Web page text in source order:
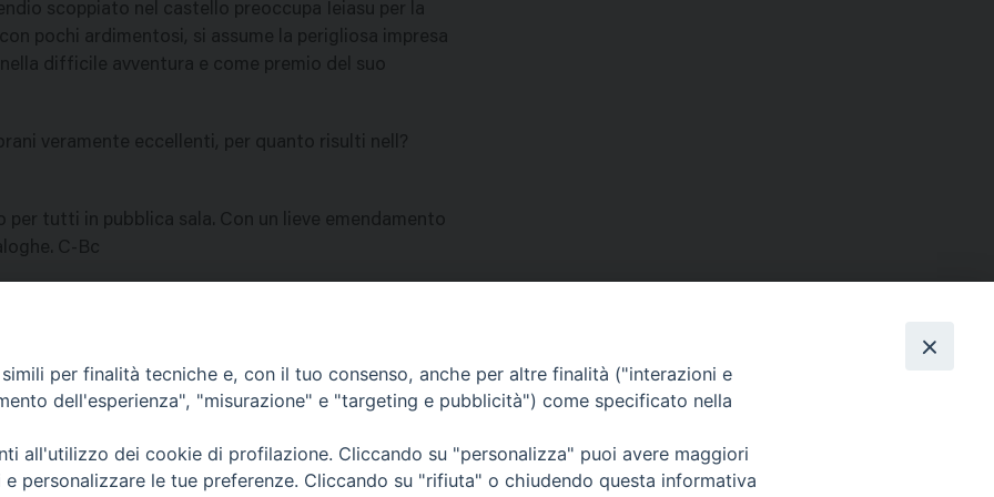
scoppiato nel castello preoccupa Ieiasu per la
pochi ardimentosi, si assume la perigliosa impresa
difficile avventura e come premio del suo
veramente eccellenti, per quanto risulti nell?
per tutti in pubblica sala. Con un lieve emendamento
C-Bc
Contatti & Info
C.ne Aurelia, 50 – 00165 Roma Contatti
Credits
per finalità tecniche e, con il tuo consenso, anche per altre finalità ("interazioni e
dell'esperienza", "misurazione" e "targeting e pubblicità") come specificato nella
all'utilizzo dei cookie di profilazione. Cliccando su "personalizza" puoi avere maggiori
personalizzare le tue preferenze. Cliccando su "rifiuta" o chiudendo questa informativa